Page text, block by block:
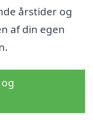
årstider og
af din egen